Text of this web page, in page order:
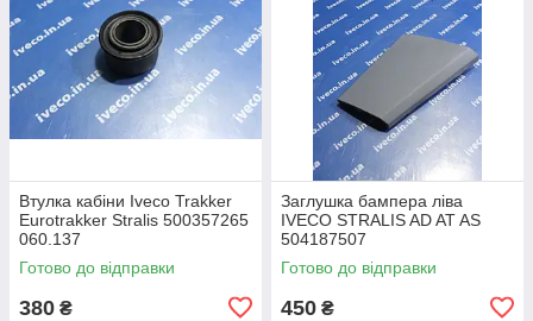
Втулка кабіни Iveco Trakker
Eurotrakker Stralis 500357265
060.137
Готово до відправки
380 ₴
Заглушка бампера ліва
IVECO STRALIS AD AT AS
504187507
Готово до відправки
450 ₴